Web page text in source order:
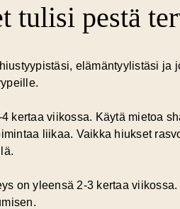
tulisi pestä
elämäntyylistäsi ja
kertaa viikossa. Käytä mietoa
liikaa. Vaikka hiukset
on yleensä 2-3 kertaa viikossa.